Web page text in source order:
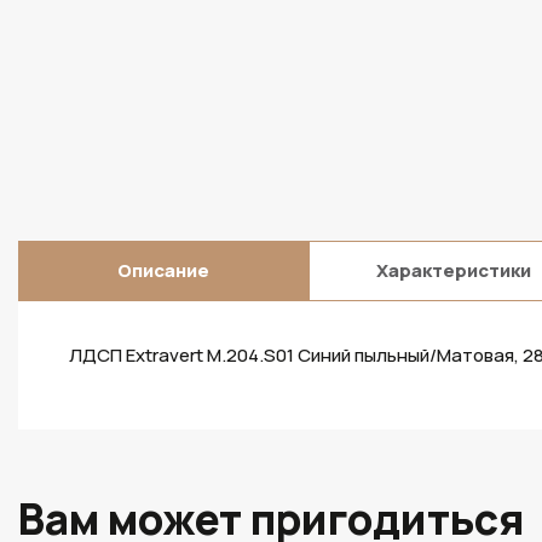
Описание Характеристики
ЛДСП Extravert M.204.S01 Синий пыльный/Матовая,
Вам может пригодиться